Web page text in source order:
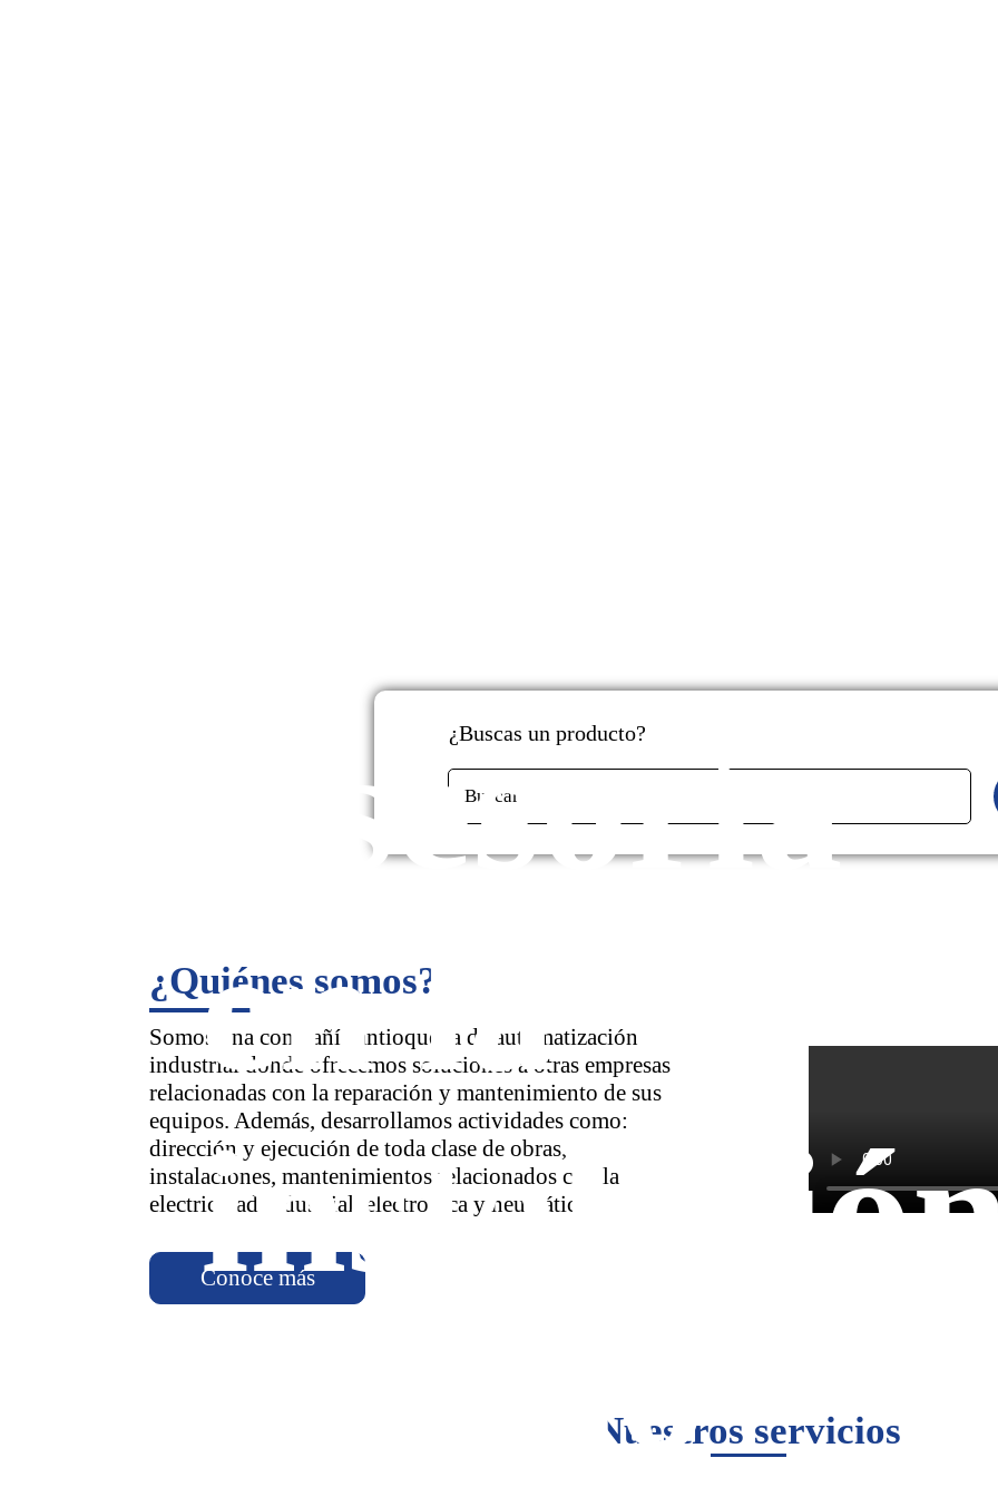
¿Buscas un producto?
Buscar
¿Quiénes somos?
Somos una compañía antioqueña de automatización
industrial donde ofrecemos soluciones a otras empresas
relacionadas con la reparación y mantenimiento de sus
equipos. Además, desarrollamos actividades como:
dirección y ejecución de toda clase de obras,
instalaciones, mantenimientos relacionados con la
electricidad industrial, electrónica y neumática.
Conoce más
Nuestros servicios
Diseño
Asesoría
en la